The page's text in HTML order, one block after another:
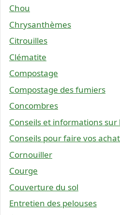
Chou
Chrysanthèmes
Citrouilles
Clématite
Compostage
Compostage des fumiers
Concombres
Conseils et informations sur
Conseils pour faire vos
Cornouiller
Courge
Couverture du sol
Entretien des pelouses